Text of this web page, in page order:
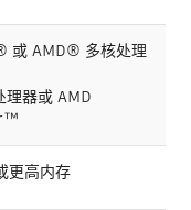
或 AMD® 多核处理
器或 AMD
更高内存